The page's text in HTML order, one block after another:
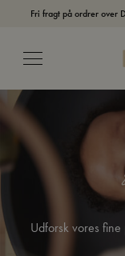
Fri fragt på ordrer over
Udforsk vores